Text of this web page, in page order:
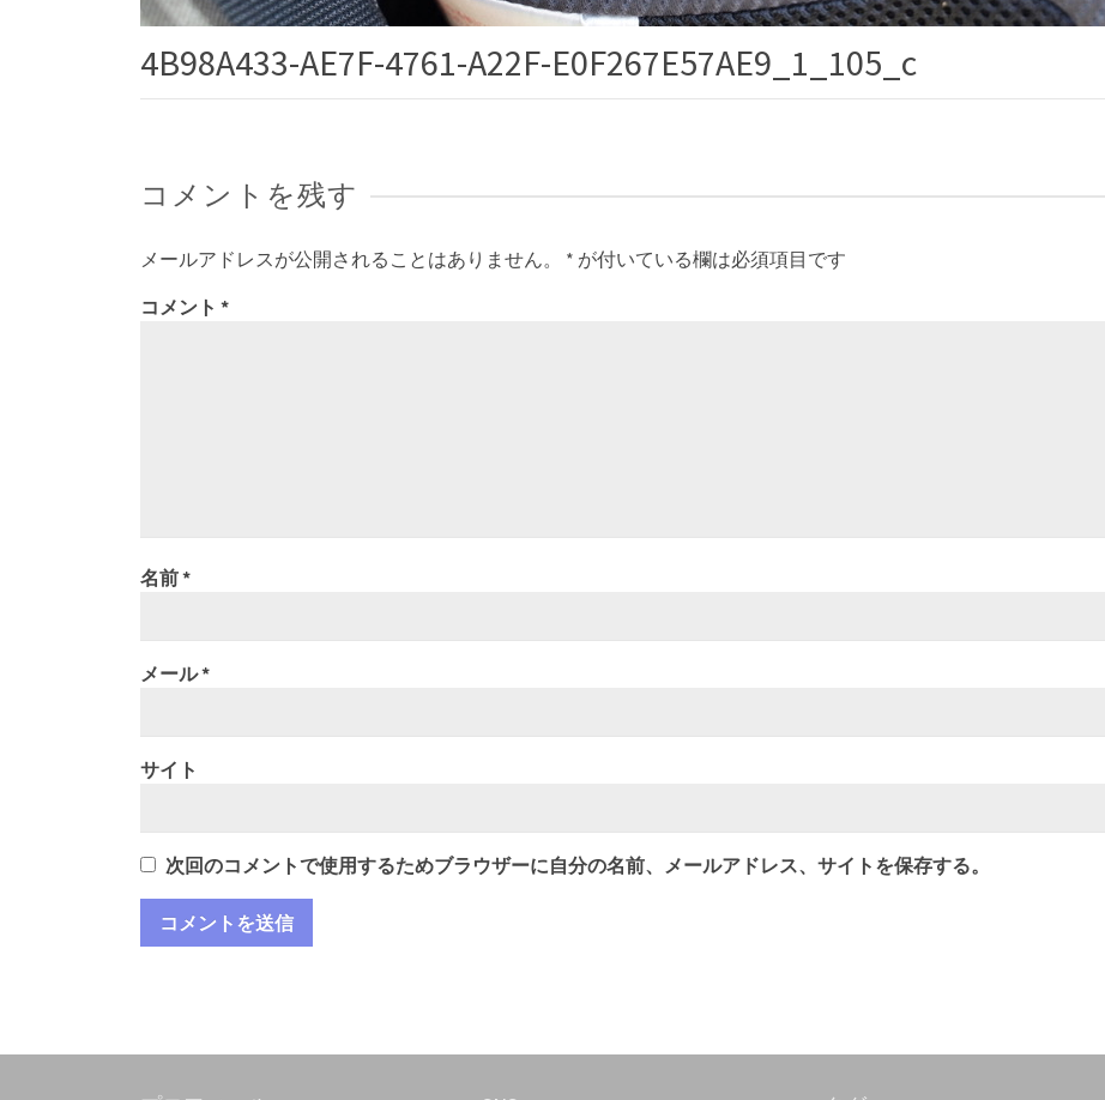
4B98A433-AE7F-4761-A22F-E0F267E57AE9_1_105_c
コメントを残す
メールアドレスが公開されることはありません。 * が付いている欄は必須項目です
コメント *
名前*
メール*
サイト
次回のコメントで使用するためブラウザーに自分の名前、メールアドレス、サイトを保存する。